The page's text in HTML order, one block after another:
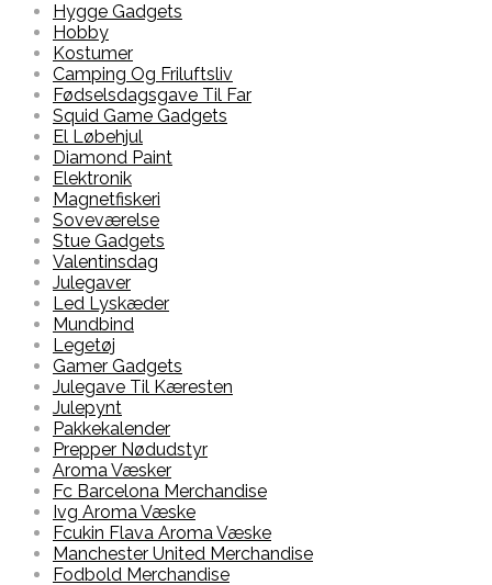
Hygge Gadgets
Hobby
Kostumer
Camping Og Friluftsliv
Fødselsdagsgave Til Far
Squid Game Gadgets
El Løbehjul
Diamond Paint
Elektronik
Magnetfiskeri
Soveværelse
Stue Gadgets
Valentinsdag
Julegaver
Led Lyskæder
Mundbind
Legetøj
Gamer Gadgets
Julegave Til Kæresten
Julepynt
Pakkekalender
Prepper Nødudstyr
Aroma Væsker
Fc Barcelona Merchandise
Ivg Aroma Væske
Fcukin Flava Aroma Væske
Manchester United Merchandise
Fodbold Merchandise